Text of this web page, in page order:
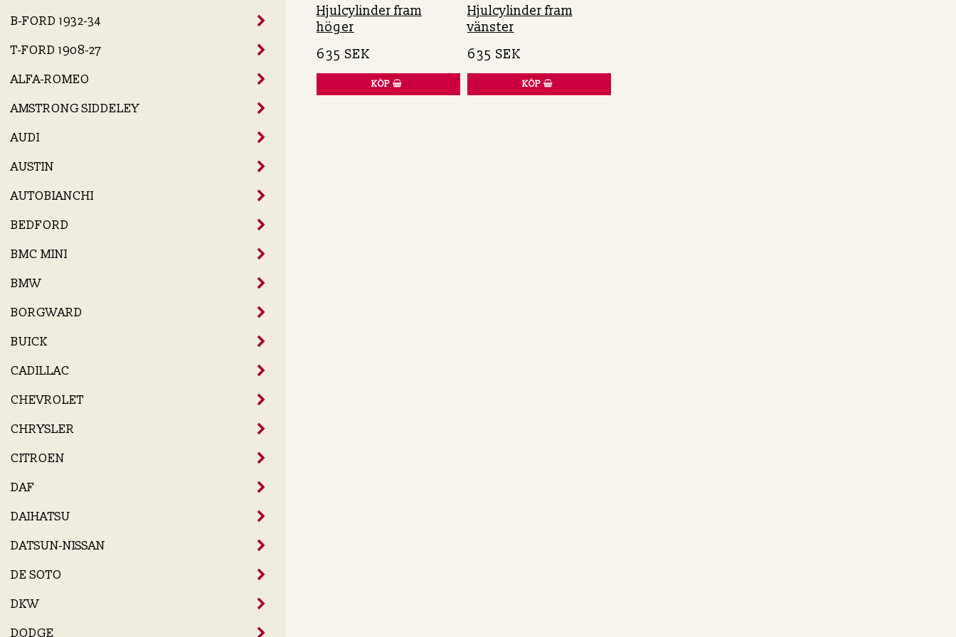
B-FORD 1932-34
T-FORD 1908-27
ALFA-ROMEO
AMSTRONG SIDDELEY
AUDI
AUSTIN
AUTOBIANCHI
BEDFORD
BMC MINI
BMW
BORGWARD
BUICK
CADILLAC
CHEVROLET
CHRYSLER
CITROEN
DAF
DAIHATSU
DATSUN-NISSAN
DE SOTO
DKW
DODGE
Hjulcylinder fram
höger
635 SEK
KÖP
Hjulcylinder fram
vänster
635 SEK
KÖP